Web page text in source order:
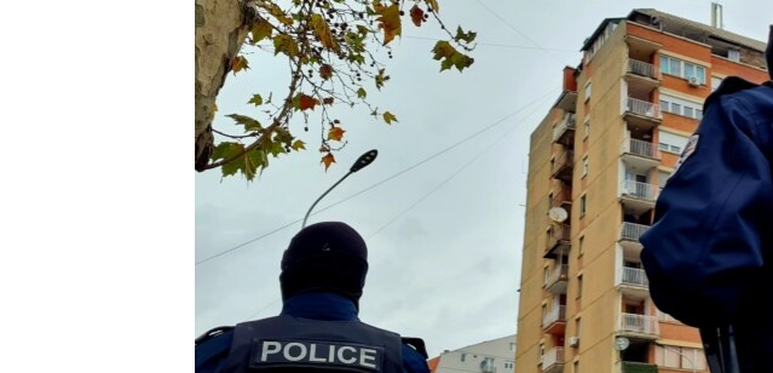
КРЫМ.НЕПОКОРЕННЫЙ
УКРАИНСКАЯ ПРОБЛЕМА КРЫМА